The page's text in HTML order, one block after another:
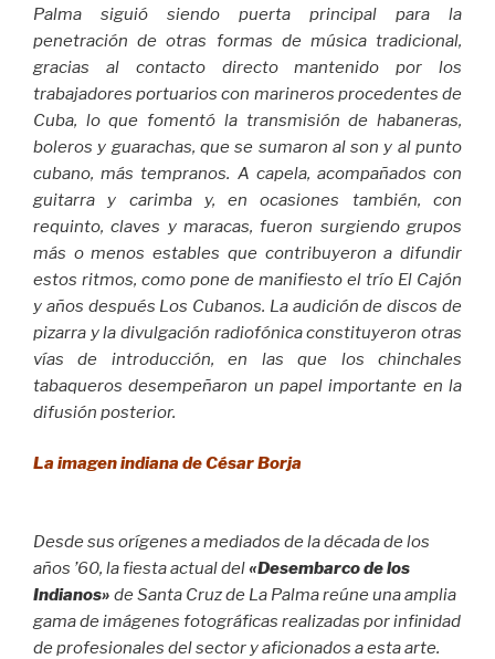
Palma siguió siendo puerta principal para la
penetración de otras formas de música tradicional,
gracias al contacto directo mantenido por los
trabajadores portuarios con marineros procedentes de
Cuba, lo que fomentó la transmisión de habaneras,
boleros y guarachas, que se sumaron al son y al punto
cubano, más tempranos. A capela, acompañados con
guitarra y carimba y, en ocasiones también, con
requinto, claves y maracas, fueron surgiendo grupos
más o menos estables que contribuyeron a difundir
estos ritmos, como pone de manifiesto el trío El Cajón
y años después Los Cubanos. La audición de discos de
pizarra y la divulgación radiofónica constituyeron otras
vías de introducción, en las que los chinchales
tabaqueros desempeñaron un papel importante en la
difusión posterior.
La imagen indiana de César Borja
Desde sus orígenes a mediados de la década de los
años ’60, la fiesta actual del«Desembarco de los
Indianos» de Santa Cruz de La Palma reúne una amplia
gama de imágenes fotográficas realizadas por infinidad
de profesionales del sector y aficionados a esta arte.